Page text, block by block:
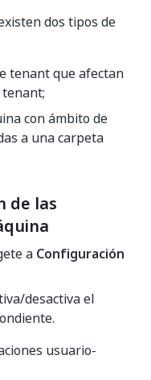
dos tipos de
tenant que afectan
con ámbito de
a una carpeta
de las
a Configuración
desactiva el
usuario-